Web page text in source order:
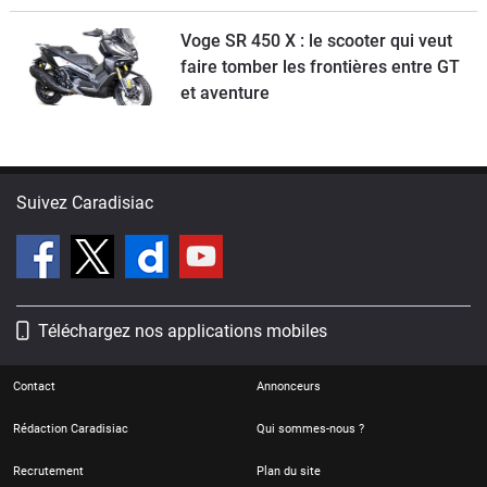
2026 ?
Voge SR 450 X : le scooter qui veut
faire tomber les frontières entre GT
et aventure
Suivez Caradisiac
Téléchargez nos applications mobiles
Contact Annonceurs
Rédaction Caradisiac Qui sommes-nous ?
Recrutement Plan du site